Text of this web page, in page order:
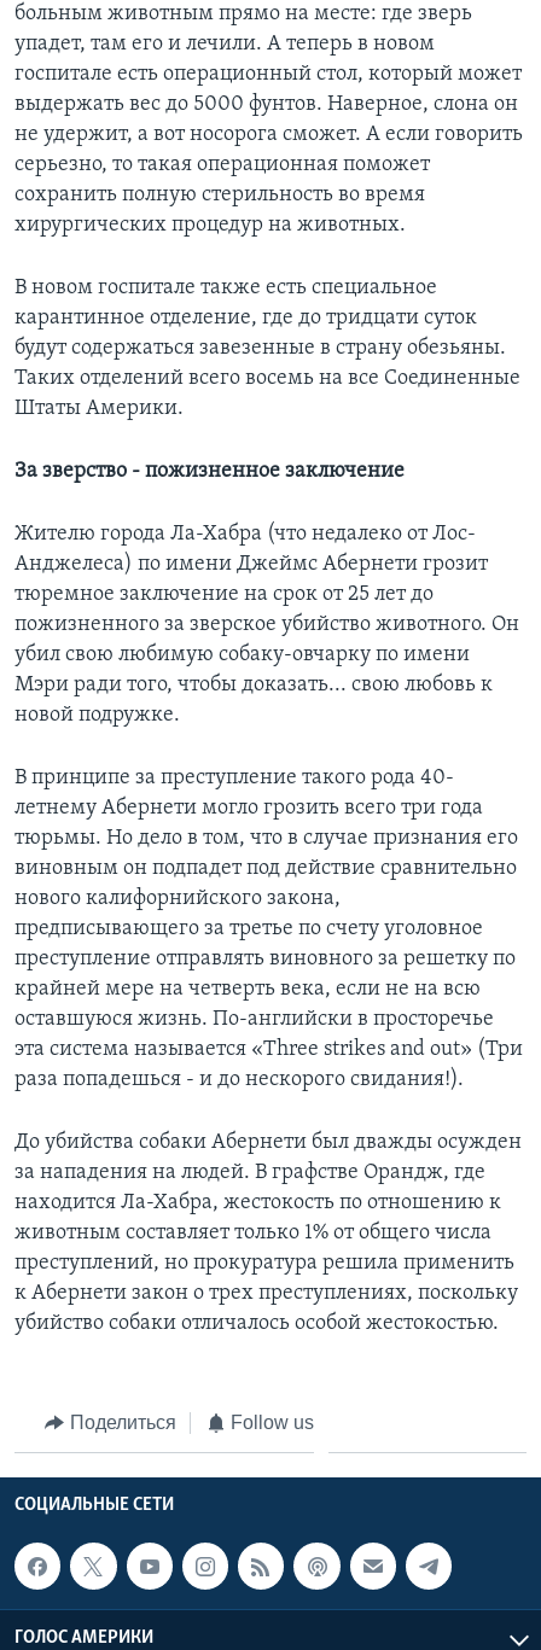
больным животным прямо на месте: где зверь
упадет, там его и лечили. А теперь в новом
госпитале есть операционный стол, который может
выдержать вес до 5000 фунтов. Наверное, слона он
не удержит, а вот носорога сможет. А если говорить
серьезно, то такая операционная поможет
сохранить полную стерильность во время
хирургических процедур на животных.
В новом госпитале также есть специальное
карантинное отделение, где до тридцати суток
будут содержаться завезенные в страну обезьяны.
Таких отделений всего восемь на все Соединенные
Штаты Америки.
За зверство - пожизненное заключение
Жителю города Ла-Хабра (что недалеко от Лос-
Анджелеса) по имени Джеймс Абернети грозит
тюремное заключение на срок от 25 лет до
пожизненного за зверское убийство животного. Он
убил свою любимую собаку-овчарку по имени
Мэри ради того, чтобы доказать... свою любовь к
новой подружке.
В принципе за преступление такого рода 40-
летнему Абернети могло грозить всего три года
тюрьмы. Но дело в том, что в случае признания его
виновным он подпадет под действие сравнительно
нового калифорнийского закона,
предписывающего за третье по счету уголовное
преступление отправлять виновного за решетку по
крайней мере на четверть века, если не на всю
оставшуюся жизнь. По-английски в просторечье
эта система называется «Three strikes and out» (Три
раза попадешься - и до нескорого свидания!).
До убийства собаки Абернети был дважды осужден
за нападения на людей. В графстве Орандж, где
находится Ла-Хабра, жестокость по отношению к
животным составляет только 1% от общего числа
преступлений, но прокуратура решила применить
к Абернети закон о трех преступлениях, поскольку
убийство собаки отличалось особой жестокостью.
Поделиться Follow us
СОЦИАЛЬНЫЕ СЕТИ
ГОЛОС АМЕРИКИ